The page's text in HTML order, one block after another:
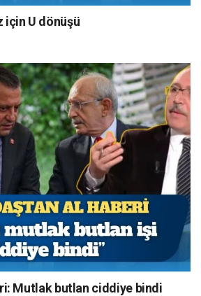
için U dönüşü
Mutlak butlan ciddiye bindi